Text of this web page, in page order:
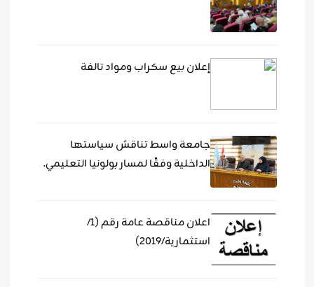
إعلان بيع سكراب ومواد تالفة
جامعة واسط تناقش سياستها
الداخلية وفقًا لمسار بولونيا التعليمي.
اعلان مناقصة عامة رقم (1/
استثمارية/2019)